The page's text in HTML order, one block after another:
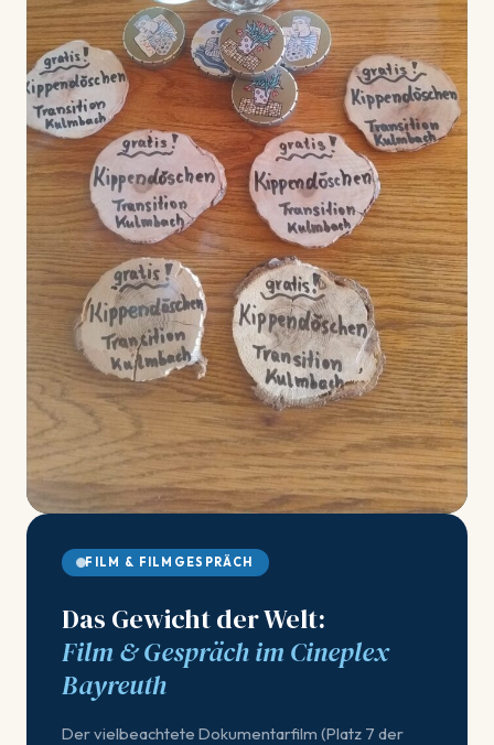
FILM & FILMGESPRÄCH
Das Gewicht der Welt:
Film & Gespräch im Cineplex
Bayreuth
Der vielbeachtete Dokumentarfilm (Platz 7 der